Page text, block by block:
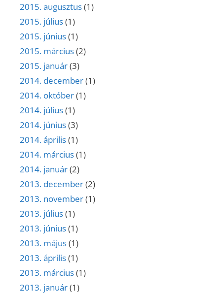
2015. augusztus(1)
2015. július(1)
2015. június(1)
2015. március(2)
2015. január(3)
2014. december(1)
2014. október(1)
2014. július(1)
2014. június(3)
2014. április(1)
2014. március(1)
2014. január(2)
2013. december(2)
2013. november(1)
2013. július(1)
2013. június(1)
2013. május(1)
2013. április(1)
2013. március(1)
2013. január(1)